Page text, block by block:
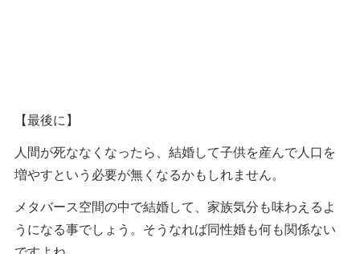
【最後に】
人間が死ななくなったら、結婚して子供を産んで人口を
増やすという必要が無くなるかもしれません。
メタバース空間の中で結婚して、家族気分も味わえるよ
うになる事でしょう。そうなれば同性婚も何も関係ない